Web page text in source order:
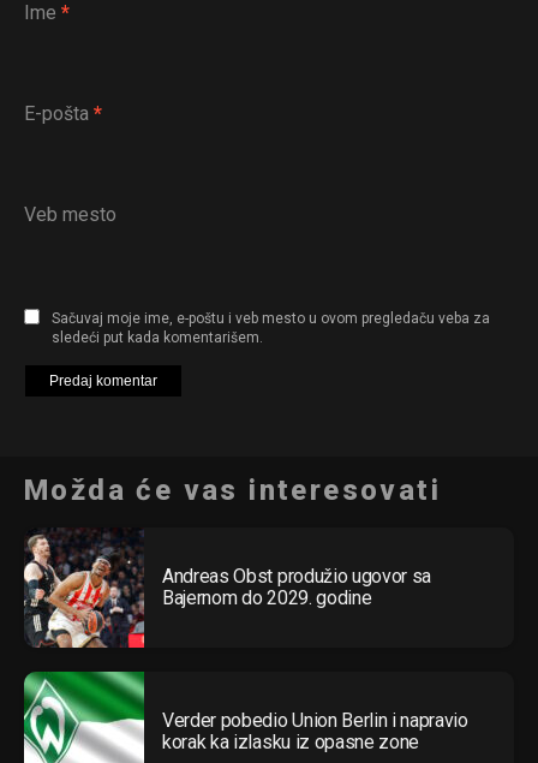
Ime *
E-pošta *
Veb mesto
Sačuvaj moje ime, e-poštu i veb mesto u ovom pregledaču veba za
sledeći put kada komentarišem.
Možda će vas interesovati
Andreas Obst produžio ugovor sa
Bajernom do 2029. godine
Verder pobedio Union Berlin i napravio
korak ka izlasku iz opasne zone